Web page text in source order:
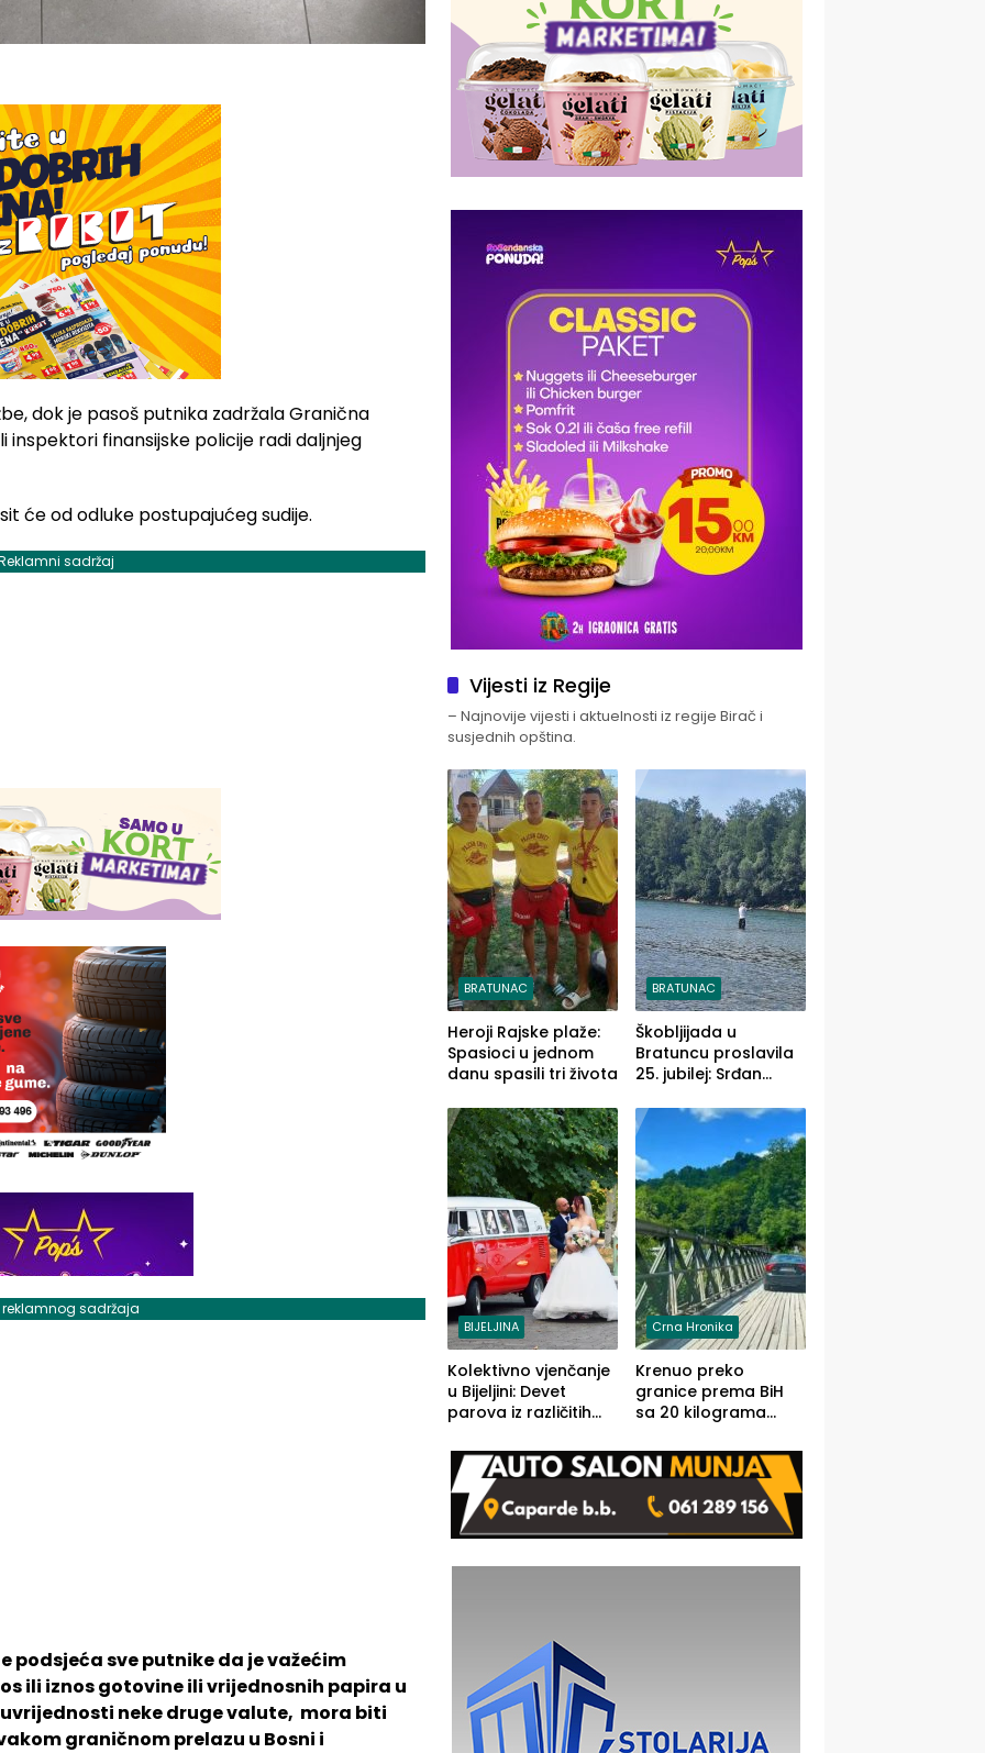
dok je pasoš putnika zadržala Granična
inspektori finansijske policije radi daljnjeg
će od odluke postupajućeg sudije.
sadržaj
reklamnog sadržaja
podsjeća sve putnike da je važećim
ili iznos gotovine ili vrijednosnih papira u
neke druge valute, mora biti
graničnom prelazu u Bosni i
Vijesti iz Regije
– Najnovije vijesti i aktuelnosti iz regije Birač i
susjednih opština.
BRATUNAC
Heroji Rajske plaže:
Spasioci u jednom
danu spasili tri života
BRATUNAC
Škobljijada u
Bratuncu proslavila
25. jubilej: Srđan
ulovom od 2.040
grama (FOTO)
BIJELJINA
Kolektivno vjenčanje
u Bijeljini: Devet
parova iz različitih
izgovorilo
sudbonosno da
Crna Hronika
Krenuo preko
granice prema BiH
sa 20 kilograma
u automobilu